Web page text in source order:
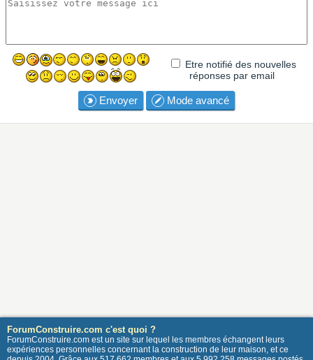
Etre notifié des nouvelles
réponses par email
Envoyer Mode avancé
ForumConstruire.com c'est quoi ?
ForumConstruire.com est un site sur lequel les membres échangent leurs
expériences personnelles concernant la construction de leur maison, et ce